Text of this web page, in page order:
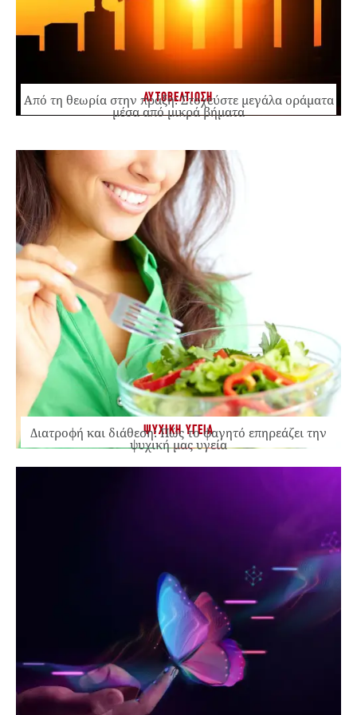
ΑΥΤΟΒΕΛΤΙΩΣΗ
Από τη θεωρία στην πράξη: Στοχεύστε μεγάλα οράματα
μέσα από μικρά βήματα
ΨΥΧΙΚΗ ΥΓΕΙΑ
Διατροφή και διάθεση: Πώς το φαγητό επηρεάζει την
ψυχική μας υγεία